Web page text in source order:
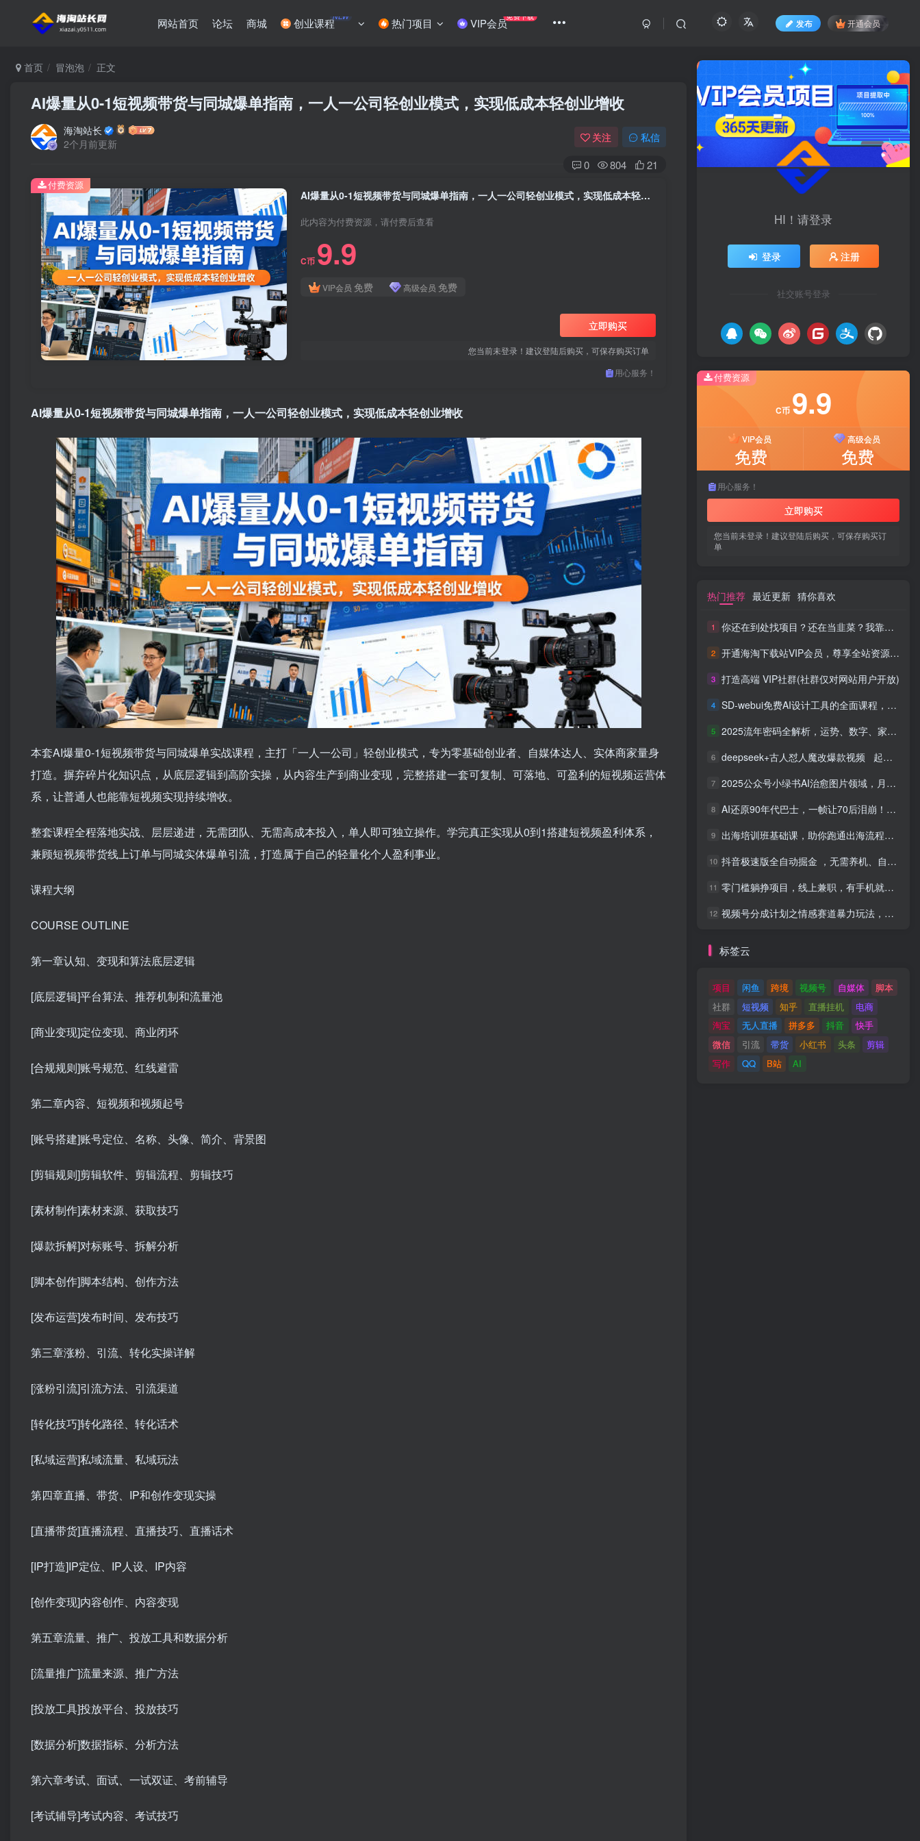
网站首页 论坛 商城 创业课程NEW 热门项目 VIP会员免费下载
发布 开通会员
首页 冒泡泡 正文
AI爆量从0-1短视频带货与同城爆单指南，一人一公司轻创业模式，实现低成本轻创业增收
海淘站长
2个月前更新
关注 私信
0 804 21
AI爆量从0-1短视频带货与同城爆单指南，一人一公司轻创业模式，实现低成本轻创业增收
此内容为付费资源，请付费后查看
C币 9.9
VIP会员 免费 高级会员 免费
立即购买
您当前未登录！建议登陆后购买，可保存购买订单
用心服务！
付费资源
AI爆量从0-1短视频带货与同城爆单指南，一人一公司轻创业模式，实现低成本轻创业增收
本套AI爆量0-1短视频带货与同城爆单实战课程，主打「一人一公司」轻创业模式，专为零基础创业者、自媒体达人、实体商家量身
打造。摒弃碎片化知识点，从底层逻辑到高阶实操，从内容生产到商业变现，完整搭建一套可复制、可落地、可盈利的短视频运营体
系，让普通人也能靠短视频实现持续增收。
整套课程全程落地实战、层层递进，无需团队、无需高成本投入，单人即可独立操作。学完真正实现从0到1搭建短视频盈利体系，
兼顾短视频带货线上订单与同城实体爆单引流，打造属于自己的轻量化个人盈利事业。
课程大纲
COURSE OUTLINE
第一章认知、变现和算法底层逻辑
[底层逻辑]平台算法、推荐机制和流量池
[商业变现]定位变现、商业闭环
[合规规则]账号规范、红线避雷
第二章内容、短视频和视频起号
[账号搭建]账号定位、名称、头像、简介、背景图
[剪辑规则]剪辑软件、剪辑流程、剪辑技巧
[素材制作]素材来源、获取技巧
[爆款拆解]对标账号、拆解分析
[脚本创作]脚本结构、创作方法
[发布运营]发布时间、发布技巧
第三章涨粉、引流、转化实操详解
[涨粉引流]引流方法、引流渠道
[转化技巧]转化路径、转化话术
[私域运营]私域流量、私域玩法
第四章直播、带货、IP和创作变现实操
[直播带货]直播流程、直播技巧、直播话术
[IP打造]IP定位、IP人设、IP内容
[创作变现]内容创作、内容变现
第五章流量、推广、投放工具和数据分析
[流量推广]流量来源、推广方法
[投放工具]投放平台、投放技巧
[数据分析]数据指标、分析方法
第六章考试、面试、一试双证、考前辅导
[考试辅导]考试内容、考试技巧
HI！请登录
登录 注册
社交账号登录
付费资源
C币 9.9
VIP会员
免费
高级会员
免费
用心服务！
立即购买
您当前未登录！建议登陆后购买，可保存购买订
单
热门推荐 最近更新 猜你喜欢
1 你还在到处找项目？还在当韭菜？我靠网创资源站一个月收入5万+，曾经我也是个失败者。
2 开通海淘下载站VIP会员，尊享全站资源免费下载，享80%的推广提成！！【限时五折优惠】
3 打造高端 VIP社群(社群仅对网站用户开放)
4 SD-webui免费AI设计工具的全面课程，涵盖从软件安装到高级应用的全流程
5 2025流年密码全解析，运势、数字、家庭三位一体
6 deepseek+古人怼人魔改爆款视频 起号快 爆款多 每天五分钟 变现路子非常广 日入四位数 小白 宝妈 上班族副业 都可以轻松闭眼搞钱
7 2025公众号小绿书AI治愈图片领域，月入过W，蓝海赛道【附工具+指令】
8 AI还原90年代巴士，一帧让70后泪崩！播放量碾压90%怀旧号，每天10分钟，日入4位数
9 出海培训班基础课，助你跑通出海流程，实战案例拆解，含 TikTok 榜单资源
10 抖音极速版全自动掘金 ，无需养机、自动化不封号，全程脱离人工，全自动运行【揭秘】
11 零门槛躺挣项目，线上兼职，有手机就能做 一小时稳挣50+，识字就能玩【揭秘】
12 视频号分成计划之情感赛道暴力玩法，可批量操作，保姆级教学
标签云
项目 闲鱼 跨境 视频号 自媒体
脚本
社群
短视频 知乎 直播挂机
电商
淘宝
无人直播 拼多多 抖音
快手
微信
引流 带货 小红书 头条
剪辑
写作
QQ B站 AI